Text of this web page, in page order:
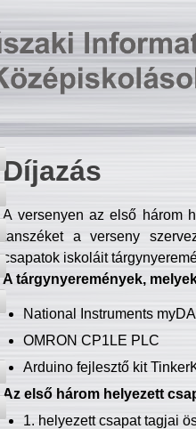
Díjazás
A versenyen az első három
tanszéket a verseny
csapatok iskoláit
A tárgynyeremények,
National Instruments
OMRON CP1LE PLC
Arduino fejlesztő kit
Az első három helyezett
1. helyezett csapat tagjai